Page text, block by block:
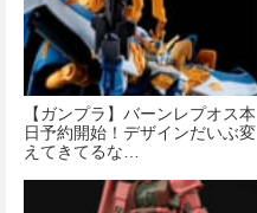
【ガンプラ】バーンレプオス本
日予約開始！デザインだいぶ変
えてきてるな…